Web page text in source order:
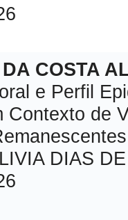
COSTA
e Perfil
Contexto de
DIAS